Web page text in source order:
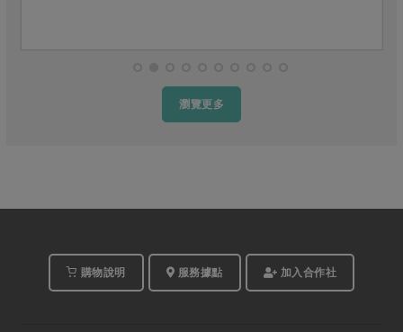
瀏覽更多
購物說明 服務據點 加入合作社